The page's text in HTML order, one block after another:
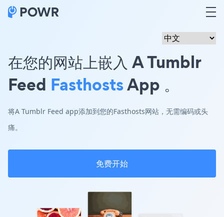
在您的网站上嵌入 A Tumblr
Feed FasthostsApp 。
将A Tumblr Feed app添加到您的Fasthosts网站，无需编码或头
痛。
免费开始